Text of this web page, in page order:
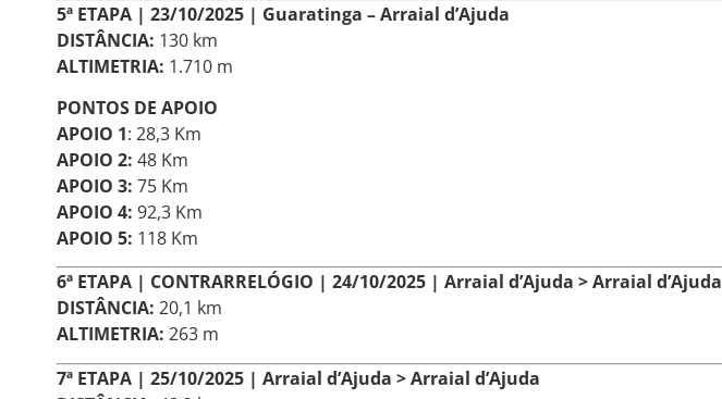
5ª ETAPA | 23/10/2025 | Guaratinga – Arraial d’Ajuda
DISTÂNCIA: 130 km
ALTIMETRIA: 1.710 m
PONTOS DE APOIO
APOIO 1: 28,3 Km
APOIO 2: 48 Km
APOIO 3: 75 Km
APOIO 4: 92,3 Km
APOIO 5: 118 Km
6ª ETAPA | CONTRARRELÓGIO | 24/10/2025 | Arraial d’Ajuda > Arraial d’Ajuda
DISTÂNCIA: 20,1 km
ALTIMETRIA: 263 m
7ª ETAPA | 25/10/2025 | Arraial d’Ajuda > Arraial d’Ajuda